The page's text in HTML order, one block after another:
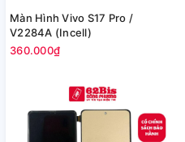
Màn Hình Vivo S17 Pro /
V2284A (Incell)
360.000₫